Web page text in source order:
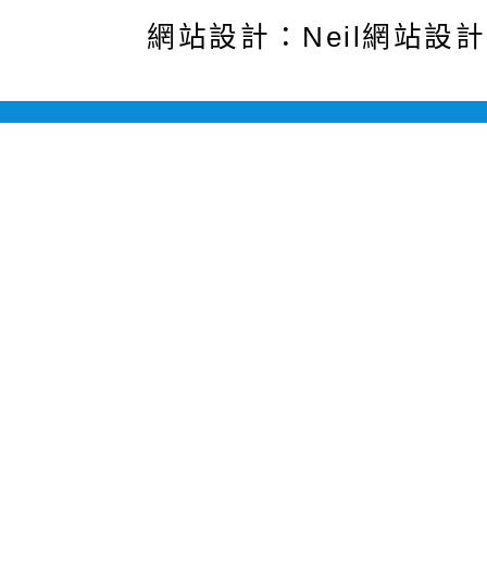
網站設計：Neil網站設